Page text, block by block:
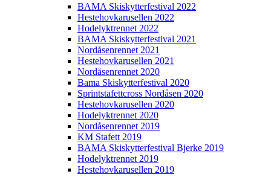
BAMA Skiskytterfestival 2022
Hestehovkarusellen 2022
Hodelyktrennet 2022
BAMA Skiskytterfestival 2021
Nordåsenrennet 2021
Hestehovkarusellen 2021
Nordåsenrennet 2020
Bama Skiskytterfestival 2020
Sprintstafettcross Nordåsen 2020
Hestehovkarusellen 2020
Hodelyktrennet 2020
Nordåsenrennet 2019
KM Stafett 2019
BAMA Skiskytterfestival Bjerke 2019
Hodelyktrennet 2019
Hestehovkarusellen 2019